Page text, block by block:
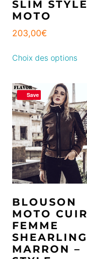
SLIM STYLE
MOTO
203,00€
Choix des options
Save
BLOUSON
MOTO CUIR
FEMME
SHEARLING
MARRON –